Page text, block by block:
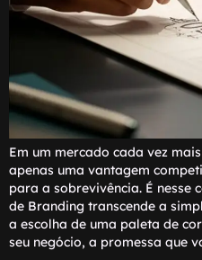
Em um mercado cada vez
apenas uma vantagem
para a sobrevivência. É nesse
de Branding transcende a
a escolha de uma paleta de
seu negócio, a promessa que